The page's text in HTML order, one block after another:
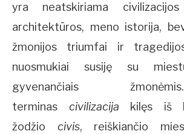
yra neatskiriama
architektūros, meno istorija,
žmonijos triumfai ir
nuosmukiai susiję su
gyvenančiais
terminas civilizacija kilęs iš
žodžio civis, reiškiančio